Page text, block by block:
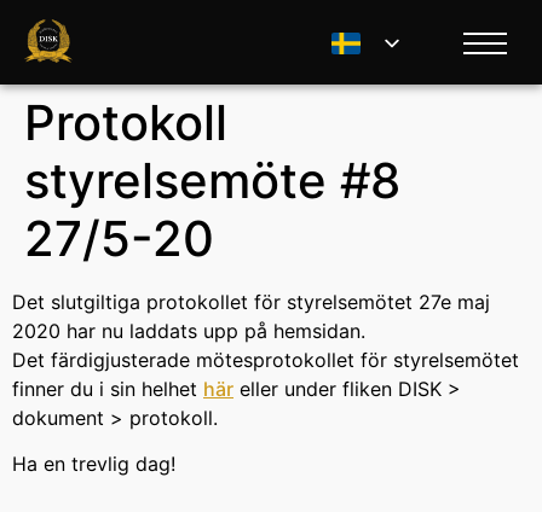
Protokoll
styrelsemöte #8
27/5-20
Det slutgiltiga protokollet för styrelsemötet 27e maj
2020 har nu laddats upp på hemsidan.
Det färdigjusterade mötesprotokollet för styrelsemötet
finner du i sin helhet här eller under fliken DISK >
dokument > protokoll.
Ha en trevlig dag!